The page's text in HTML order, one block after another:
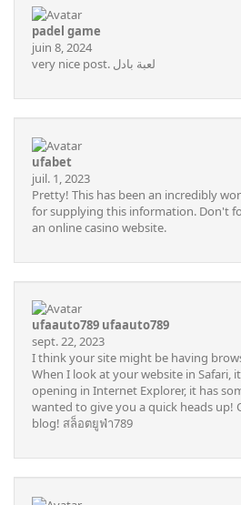
padel game
juin 8, 2024
very nice post. لعبة بادل
ufabet
juil. 1, 2023
Pretty! This has been an incredibly
for supplying this information. Don't
an online casino website.
ufaauto789 ufaauto789
sept. 22, 2023
I think your site might be having
When I look at your website in Safari,
opening in Internet Explorer, it has
wanted to give you a quick heads
blog! สล็อตยูฟ่า789